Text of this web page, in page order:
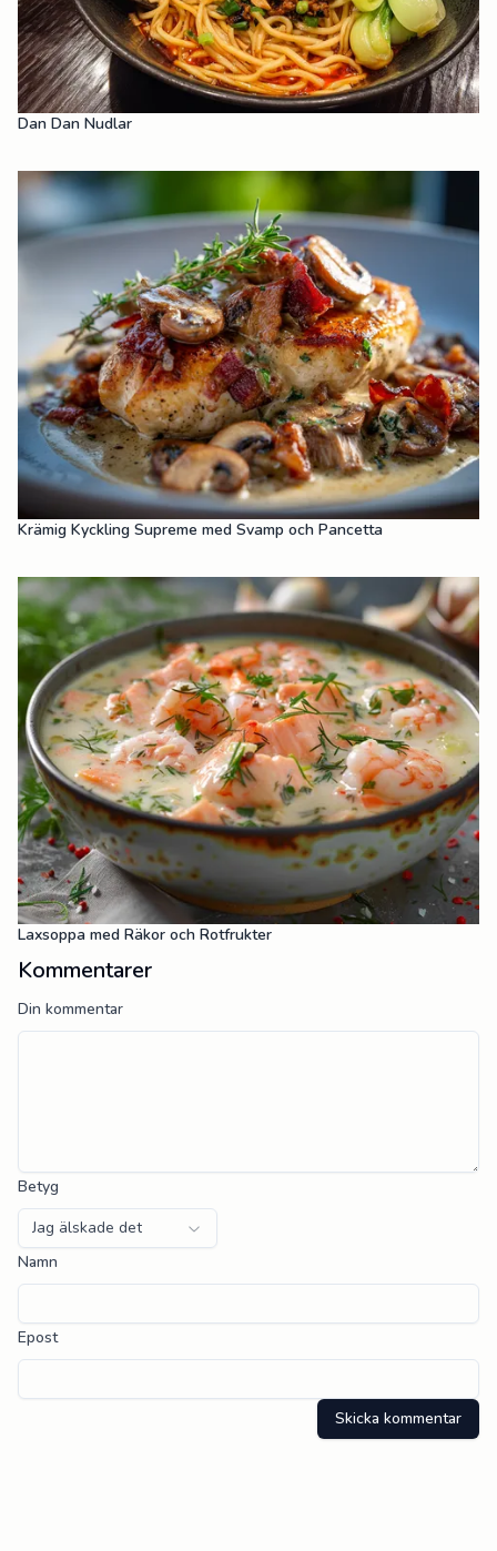
Dan Dan Nudlar
Krämig Kyckling Supreme med Svamp och Pancetta
Laxsoppa med Räkor och Rotfrukter
Kommentarer
Din kommentar
Betyg
Jag älskade det
Namn
Epost
Skicka kommentar